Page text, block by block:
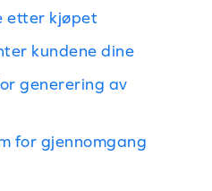
etter kjøpet
kundene dine
generering av
for gjennomgang